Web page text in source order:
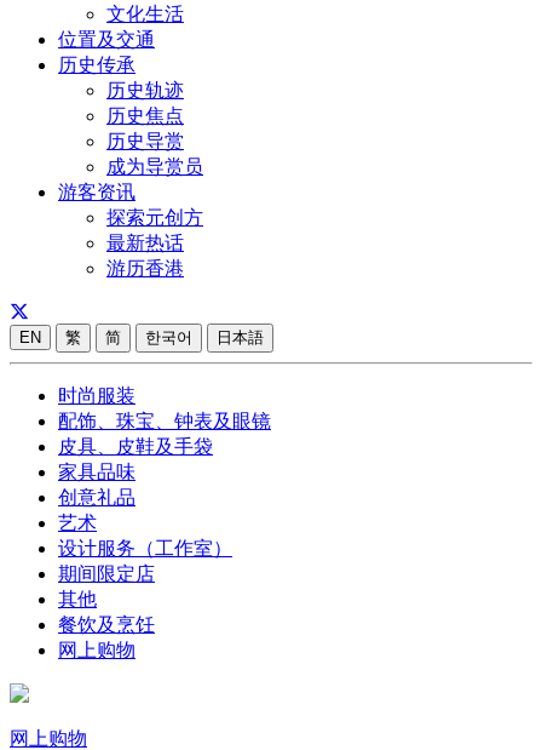
文化生活
位置及交通
历史传承
历史轨迹
历史焦点
历史导赏
成为导赏员
游客资讯
探索元创方
最新热话
游历香港
EN 繁 简 한국어 日本語
时尚服装
配饰、珠宝、钟表及眼镜
皮具、皮鞋及手袋
家具品味
创意礼品
艺术
设计服务（工作室）
期间限定店
其他
餐饮及烹饪
网上购物
网上购物